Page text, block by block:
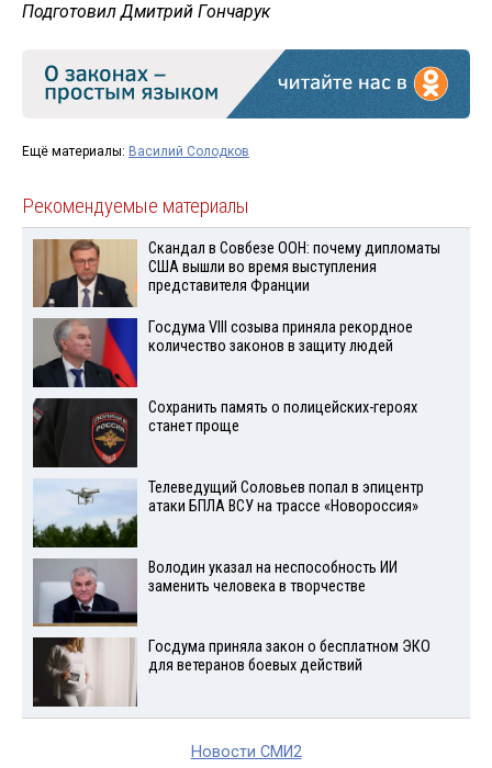
Подготовил Дмитрий Гончарук
Ещё материалы: Василий Солодков
Рекомендуемые материалы
Скандал в Совбезе ООН: почему дипломаты
США вышли во время выступления
представителя Франции
Госдума VIII созыва приняла рекордное
количество законов в защиту людей
Сохранить память о полицейских-героях
станет проще
Телеведущий Соловьев попал в эпицентр
атаки БПЛА ВСУ на трассе «Новороссия»
Володин указал на неспособность ИИ
заменить человека в творчестве
Госдума приняла закон о бесплатном ЭКО
для ветеранов боевых действий
Новости СМИ2